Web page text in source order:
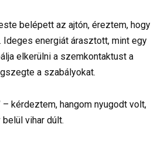
belépett az ajtón, éreztem, hogy
Ideges energiát árasztott, mint egy
elkerülni a szemkontaktust a
a szabályokat.
– kérdeztem, hangom nyugodt volt,
vihar dúlt.